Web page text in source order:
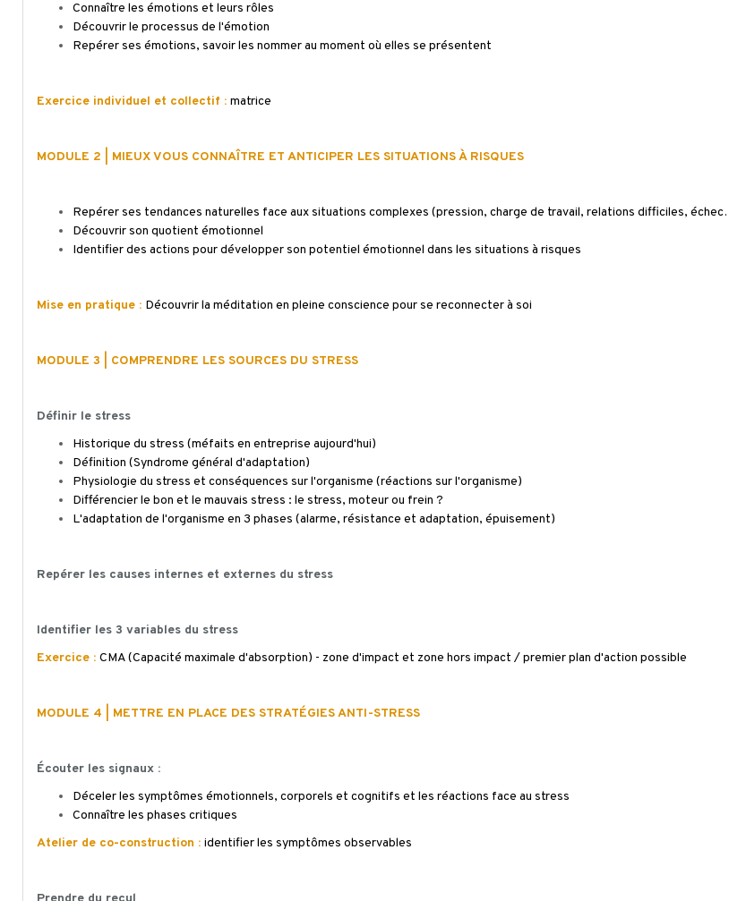
Connaître les émotions et leurs rôles
Découvrir le processus de l'émotion
Repérer ses émotions, savoir les nommer au moment où elles se présentent
Exercice individuel et collectif : matrice
MODULE 2 | MIEUX VOUS CONNAÎTRE ET ANTICIPER LES SITUATIONS À RISQUES
Repérer ses tendances naturelles face aux situations complexes (pression, charge de travail, relations difficiles,
Découvrir son quotient émotionnel
Identifier des actions pour développer son potentiel émotionnel dans les situations à risques
Mise en pratique : Découvrir la méditation en pleine conscience pour se reconnecter à soi
MODULE 3 | COMPRENDRE LES SOURCES DU STRESS
Définir le stress
Historique du stress (méfaits en entreprise aujourd'hui)
Définition (Syndrome général d'adaptation)
Physiologie du stress et conséquences sur l'organisme (réactions sur l'organisme)
Différencier le bon et le mauvais stress : le stress, moteur ou frein ?
L'adaptation de l'organisme en 3 phases (alarme, résistance et adaptation, épuisement)
Repérer les causes internes et externes du stress
Identifier les 3 variables du stress
Exercice : CMA(Capacité maximale d'absorption) - zone d'impact et zone hors impact / premier plan d'action possible
MODULE 4 | METTRE EN PLACE DES STRATÉGIES ANTI-STRESS
Écouter les signaux :
Déceler les symptômes émotionnels, corporels et cognitifs et les réactions face au stress
Connaître les phases critiques
Atelier de co-construction : identifier les symptômes observables